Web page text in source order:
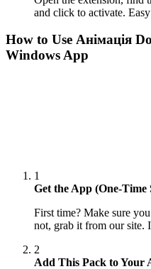
and click to activate.
How to Use Анімація
Windows App
1
Get the App (One-Time
First time? Make sure
not, grab it from our site.
2
Add This Pack to Your